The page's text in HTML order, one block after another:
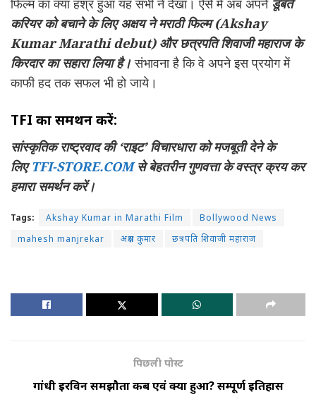
करियर को बचाने के लिए अक्षय ने मराठी फिल्म (Akshay
Kumar Marathi debut) और छत्रपति शिवाजी महाराज के
किरदार का सहारा लिया है।संभावना है कि वे अपने इस प्रयोग में
काफी हद तक सफल भी हो जाये।
TFI का समर्थन करें:
सांस्कृतिक राष्ट्रवाद की ‘राइट’ विचारधारा को मजबूती देने के
लिएTFI-STORE.COMसे बेहतरीन गुणवत्ता के वस्त्र क्रय कर
हमारा समर्थन करें।
Tags: Akshay Kumar in Marathi Film
Bollywood News
mahesh manjrekar
अक्षय कुमार छत्रपति शिवाजी महाराज
पिछली पोस्ट
गांधी इरविन समझौता कब एवं क्यों हुआ? सम्पूर्ण इतिहास